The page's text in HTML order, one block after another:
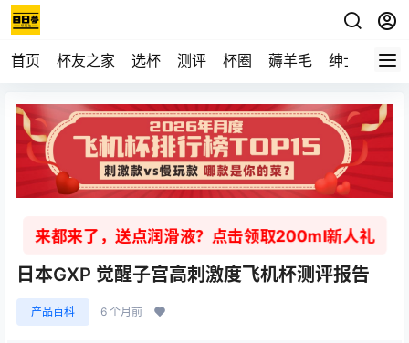
首页 杯友之家 选杯 测评 杯圈 薅羊毛 绅士 视频
来都来了，送点润滑液？点击领取200ml新人礼
日本GXP 觉醒子宫高刺激度飞机杯测评报告
产品百科 6 个月前